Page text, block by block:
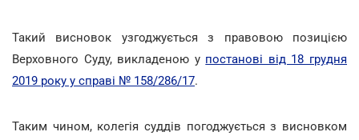
Такий висновок узгоджується з правовою позицією
Верховного Суду, викладеною у постанові від 18 грудня
2019 року у справі № 158/286/17.
Таким чином, колегія суддів погоджується з висновком